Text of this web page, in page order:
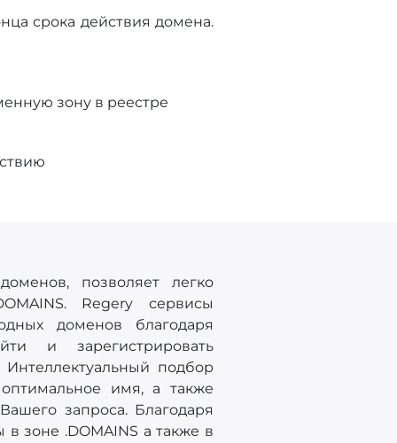
срока действия домена.
зону в реестре
позволяет легко
Regery сервисы
доменов благодаря
и зарегистрировать
подбор
имя, а также
запроса. Благодаря
зоне .DOMAINS а также в